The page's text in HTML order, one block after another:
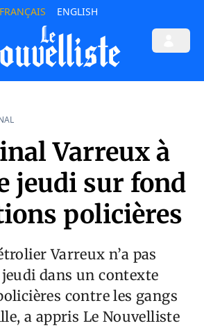
FRANÇAIS ENGLISH
Varreux à
jeudi sur fond
policières
Varreux n’a pas
dans un contexte
contre les gangs
a appris Le Nouvelliste